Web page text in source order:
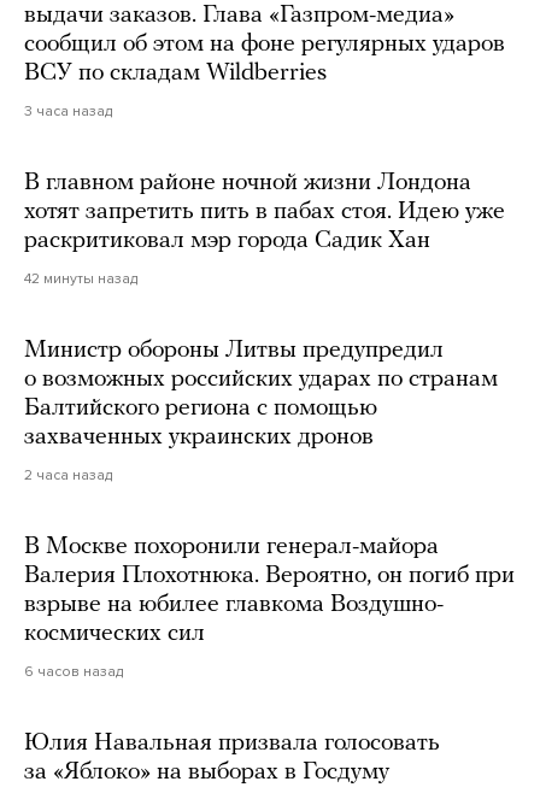
выдачи заказов. Глава «Газпром-медиа»
сообщил об этом на фоне регулярных ударов
ВСУ по складам Wildberries
3 часа назад
В главном районе ночной жизни Лондона
хотят запретить пить в пабах стоя. Идею уже
раскритиковал мэр города Садик Хан
42 минуты назад
Министр обороны Литвы предупредил
о возможных российских ударах по странам
Балтийского региона с помощью
захваченных украинских дронов
2 часа назад
В Москве похоронили генерал-майора
Валерия Плохотнюка. Вероятно, он погиб при
взрыве на юбилее главкома Воздушно-
космических сил
6 часов назад
Юлия Навальная призвала голосовать
за «Яблоко» на выборах в Госдуму